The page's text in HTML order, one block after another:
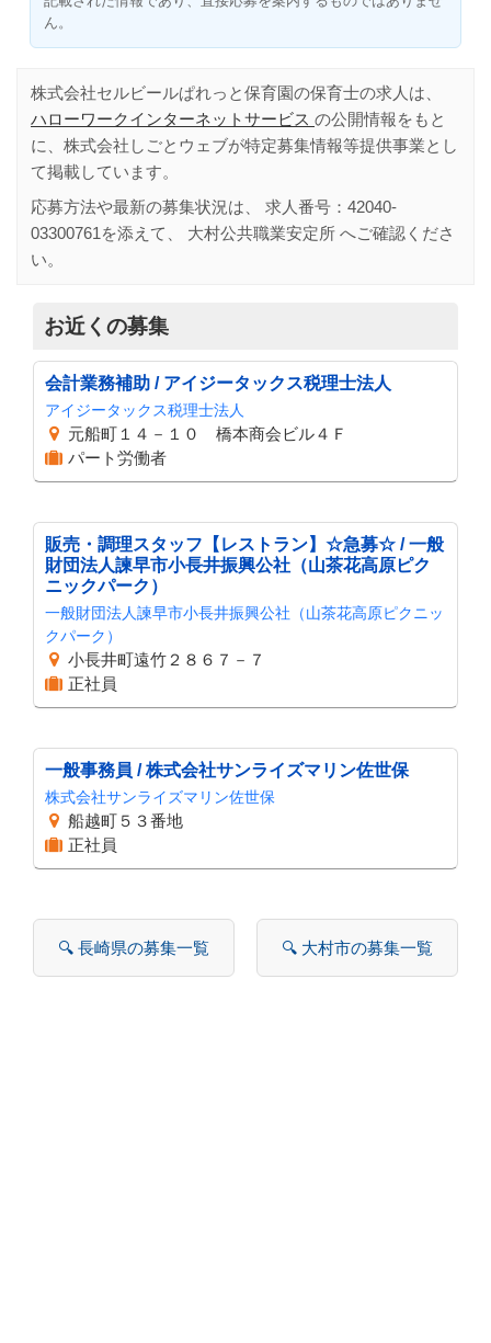
ん。
株式会社セルビールぱれっと保育園の保育士の求人は、
ハローワークインターネットサービス の公開情報をもと
に、株式会社しごとウェブが特定募集情報等提供事業とし
て掲載しています。
応募方法や最新の募集状況は、 求人番号： 42040-
03300761 を添えて、 大村公共職業安定所 へご確認くださ
い。
お近くの募集
会計業務補助 / アイジータックス税理士法人
アイジータックス税理士法人
元船町１４－１０ 橋本商会ビル４Ｆ
パート労働者
販売・調理スタッフ【レストラン】☆急募☆ / 一般
財団法人諫早市小長井振興公社（山茶花高原ピク
ニックパーク）
一般財団法人諫早市小長井振興公社（山茶花高原ピクニッ
クパーク）
小長井町遠竹２８６７－７
正社員
一般事務員 / 株式会社サンライズマリン佐世保
株式会社サンライズマリン佐世保
船越町５３番地
正社員
🔍 長崎県の募集一覧 🔍 大村市の募集一覧